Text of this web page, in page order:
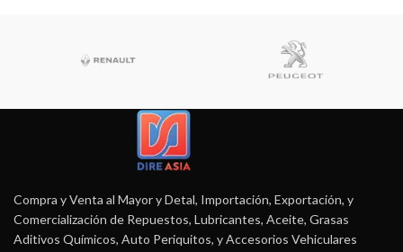
Compra y Venta al Mayor y Detal, Importación, Exportación, y
Comercialización de Repuestos, Lubricantes, Aceite, Grasas
Aditivos Químicos, Auto Periquitos, y Accesorios Vehiculares